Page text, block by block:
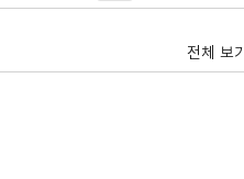
전체 보기